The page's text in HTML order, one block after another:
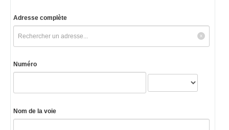
Adresse complète
Numéro
Nom de la voie